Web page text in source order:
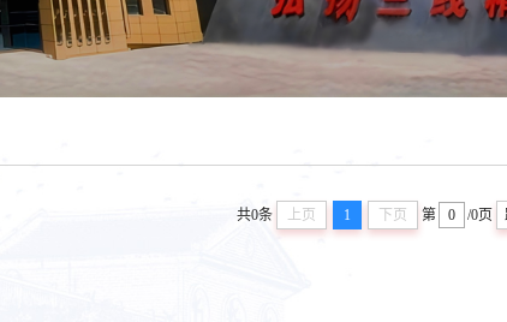
共0条 上页 1 下页 第 /0页